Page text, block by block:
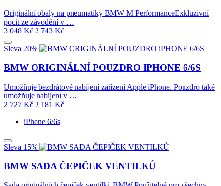
Originální obaly na pneumatiky BMW M PerformanceExkluzivní
pocit ze závodění v …
3 048 Kč 2 743 Kč
Sleva 20%
BMW ORIGINÁLNÍ POUZDRO IPHONE 6/6S
Umožňuje bezdrátové nabíjení zařízení Apple iPhone. Pouzdro také
umožňuje nabíjení v …
2 727 Kč 2 181 Kč
iPhone 6/6s
Sleva 15%
BMW SADA ČEPIČEK VENTILKŮ